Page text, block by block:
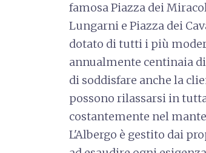
famosa Piazza dei
Lungarni e Piazza dei
dotato di tutti i più
annualmente centinaia
di soddisfare anche la
possono rilassarsi in
costantemente nel
L'Albergo è gestito dai